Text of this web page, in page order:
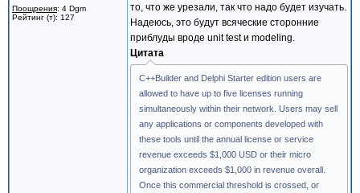
Поощрения: 4 Dgm
Рейтинг (т): 127
то, что же урезали, так что надо будет изучать.
Надеюсь, это будут всяческие сторонние
приблуды вроде unit test и modeling.
Цитата
C++Builder and Delphi Starter edition users are
allowed to have up to five licenses running
simultaneously within their network. Users may sell
any applications or components developed with
these tools until the annual license or service
revenue exceeds $1,000 USD or their micro
organization exceeds $1,000 in revenue overall.
Once this commercial threshold is crossed, or